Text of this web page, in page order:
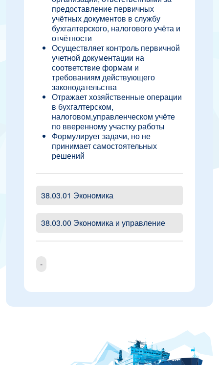
предоставление первичных
учётных документов в службу
бухгалтерского, налогового учёта и
отчётности
Осуществляет контроль первичной
учетной документации на
соответствие формам и
требованиям действующего
законодательства
Отражает хозяйственные операции
в бухгалтерском,
налоговом,управленческом учёте
по вверенному участку работы
Формулирует задачи, но не
принимает самостоятельных
решений
38.03.01 Экономика
38.03.00 Экономика и управление
-